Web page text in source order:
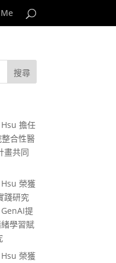
擔任
合性醫
畫共同
榮獲
踐研究
提
學習賦
榮獲